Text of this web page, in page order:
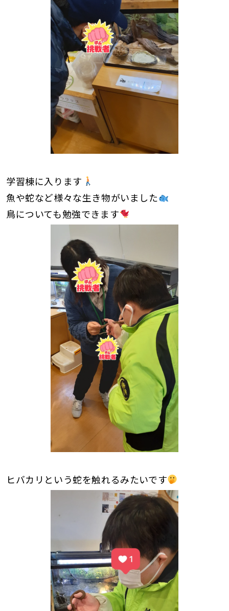
学習棟に入ります
魚や蛇など様々な生き物がいました
鳥についても勉強できます
ヒバカリという蛇を触れるみたいです